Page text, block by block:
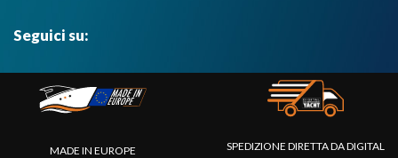
Seguici su:
MADE IN EUROPE
SPEDIZIONE DIRETTA DA DIGITAL